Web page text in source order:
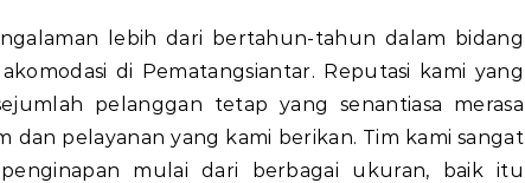
lebih dari bertahun-tahun dalam bidang
di Pematangsiantar. Reputasi kami yang
pelanggan tetap yang senantiasa merasa
dan pelayanan yang kami berikan. Tim kami sangat
mulai dari berbagai ukuran, baik itu